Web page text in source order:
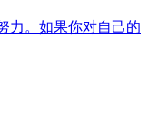
力。如果你对自己的